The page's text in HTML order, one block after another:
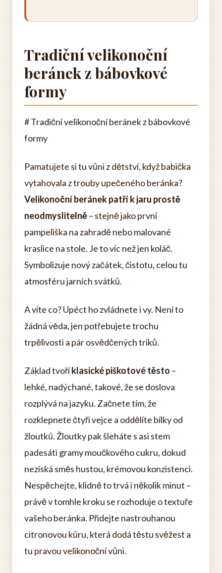
Tradiční velikonoční
beránek z bábovkové
formy
# Tradiční velikonoční beránek z bábovkové
formy
Pamatujete si tu vůni z dětství, když babička
vytahovala z trouby upečeného beránka?
Velikonoční beránek patří k jaru prostě
neodmyslitelně– stejně jako první
pampeliška na zahradě nebo malované
kraslice na stole. Je to víc než jen koláč.
Symbolizuje nový začátek, čistotu, celou tu
atmosféru jarních svátků.
A víte co? Upéct ho zvládnete i vy. Není to
žádná věda, jen potřebujete trochu
trpělivosti a pár osvědčených triků.
Základ tvoříklasické piškotové těsto –
lehké, nadýchané, takové, že se doslova
rozplývá na jazyku. Začnete tím, že
rozklepnete čtyři vejce a oddělíte bílky od
žloutků. Žloutky pak šleháte s asi stem
padesáti gramy moučkového cukru, dokud
nezíská směs hustou, krémovou konzistenci.
Nespěchejte, klidně to trvá i několik minut –
právě v tomhle kroku se rozhoduje o textuře
vašeho beránka. Přidejte nastrouhanou
citronovou kůru, která dodá těstu svěžest a
tu pravou velikonoční vůni.